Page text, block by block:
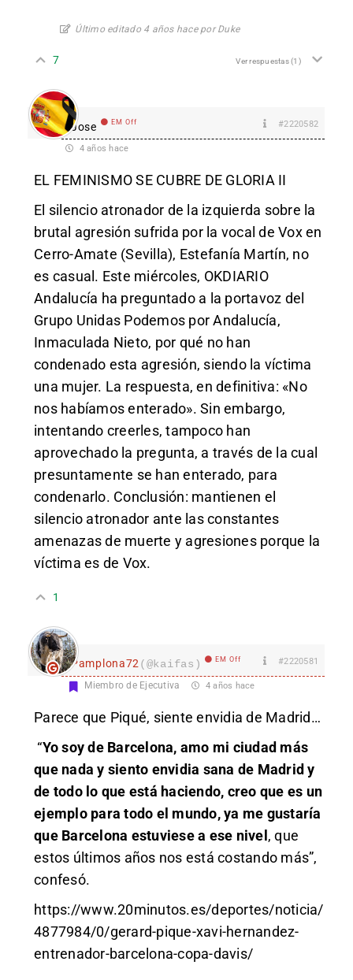
Último editado 4 años hace por Duke
7 Ver respuestas(1)
Jose EM Off #2220582
4 años hace
EL FEMINISMO SE CUBRE DE GLORIA II
El silencio atronador de la izquierda sobre la
brutal agresión sufrida por la vocal de Vox en
Cerro-Amate (Sevilla), Estefanía Martín, no
es casual. Este miércoles, OKDIARIO
Andalucía ha preguntado a la portavoz del
Grupo Unidas Podemos por Andalucía,
Inmaculada Nieto, por qué no han
condenado esta agresión, siendo la víctima
una mujer. La respuesta, en definitiva: «No
nos habíamos enterado». Sin embargo,
intentando creerles, tampoco han
aprovechado la pregunta, a través de la cual
presuntamente se han enterado, para
condenarlo. Conclusión: mantienen el
silencio atronador ante las constantes
amenazas de muerte y agresiones porque la
víctima es de Vox.
1
Pamplona72 (@kaifas) EM Off #2220581
Miembro de Ejecutiva 4 años hace
Parece que Piqué, siente envidia de Madrid…
“Yo soy de Barcelona, amo mi ciudad más
que nada y siento envidia sana de Madrid y
de todo lo que está haciendo, creo que es un
ejemplo para todo el mundo, ya me gustaría
que Barcelona estuviese a ese nivel, que
estos últimos años nos está costando más”,
confesó.
https://www.20minutos.es/deportes/noticia/
4877984/0/gerard-pique-xavi-hernandez-
entrenador-barcelona-copa-davis/